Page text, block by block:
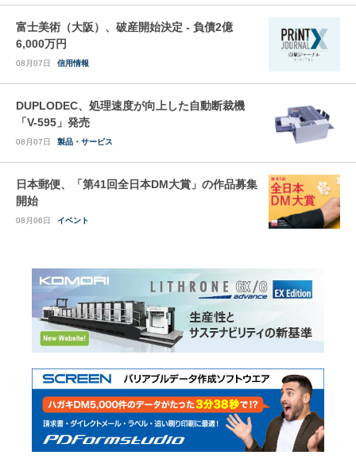
富士美術（大阪）、破産開始決定 - 負債2億
6,000万円
08月07日 信用情報
DUPLODEC、処理速度が向上した自動断裁機
「V-595」発売
08月07日 製品・サービス
日本郵便、「第41回全日本DM大賞」の作品募集
開始
08月06日 イベント